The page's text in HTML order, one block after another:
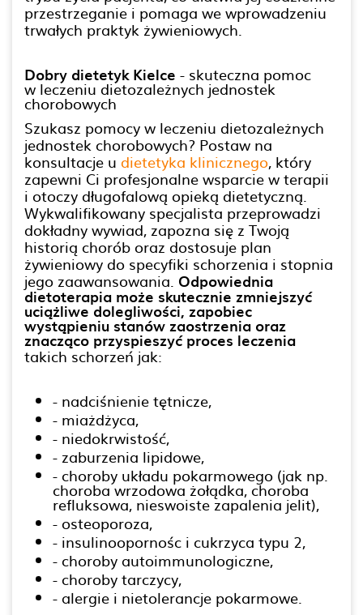
przestrzeganie i pomaga we wprowadzeniu
trwałych praktyk żywieniowych.
Dobry dietetyk Kielce - skuteczna pomoc
w leczeniu dietozależnych jednostek
chorobowych
Szukasz pomocy w leczeniu dietozależnych
jednostek chorobowych? Postaw na
konsultacje u dietetyka klinicznego, który
zapewni Ci profesjonalne wsparcie w terapii
i otoczy długofalową opieką dietetyczną.
Wykwalifikowany specjalista przeprowadzi
dokładny wywiad, zapozna się z Twoją
historią chorób oraz dostosuje plan
żywieniowy do specyfiki schorzenia i stopnia
jego zaawansowania. Odpowiednia
dietoterapia może skutecznie zmniejszyć
uciążliwe dolegliwości, zapobiec
wystąpieniu stanów zaostrzenia oraz
znacząco przyspieszyć proces leczenia
takich schorzeń jak:
- nadciśnienie tętnicze,
- miażdżyca,
- niedokrwistość,
- zaburzenia lipidowe,
- choroby układu pokarmowego (jak np.
choroba wrzodowa żołądka, choroba
refluksowa, nieswoiste zapalenia jelit),
- osteoporoza,
- insulinoopornośc i cukrzyca typu 2,
- choroby autoimmunologiczne,
- choroby tarczycy,
- alergie i nietolerancje pokarmowe.